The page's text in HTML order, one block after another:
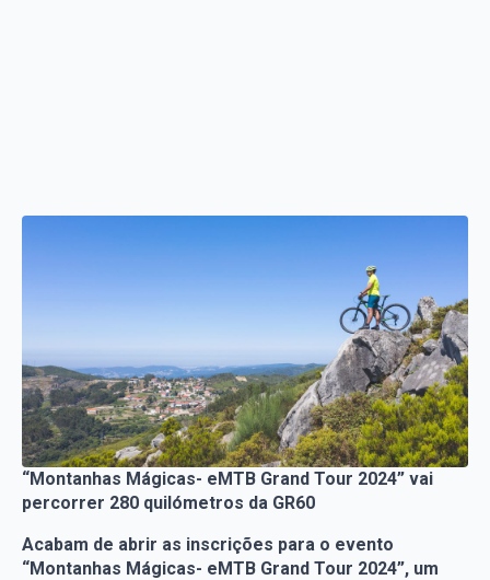
“Montanhas Mágicas- eMTB Grand Tour 2024” vai
percorrer 280 quilómetros da GR60
Acabam de abrir as inscrições para o evento
“Montanhas Mágicas- eMTB Grand Tour 2024”, um